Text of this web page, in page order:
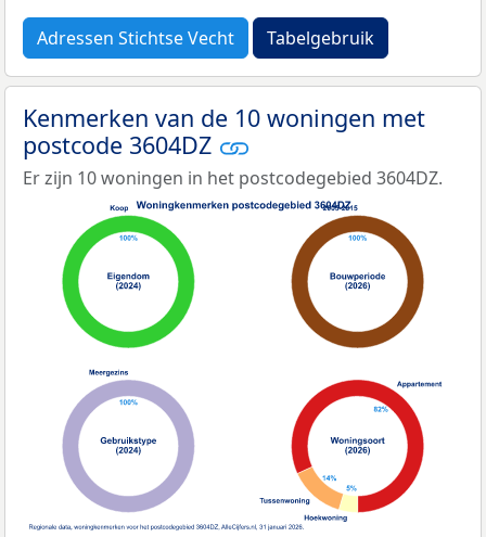
Adressen Stichtse Vecht Tabelgebruik
Kenmerken van de 10 woningen met
postcode 3604DZ
Er zijn 10 woningen in het postcodegebied 3604DZ.